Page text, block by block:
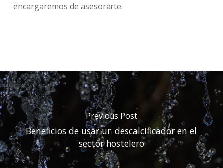
encargaremos de asesorarte.
Previous Post
Beneficios de usar un descalcificador en el
sector hostelero